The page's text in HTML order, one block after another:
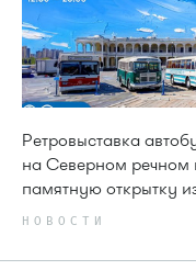
Ретровыставка
на Северном речном
памятную открытку
НОВОСТИ